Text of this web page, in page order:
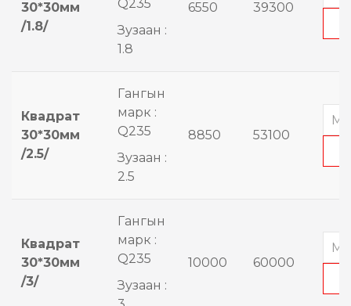
30*30мм
/1.8/
Q235
Зузаан :
1.8
6550 39300
Квадрат
30*30мм
/2.5/
Гангын
марк :
Q235
Зузаан :
2.5
8850 53100
Квадрат
30*30мм
/3/
Гангын
марк :
Q235
Зузаан :
10000 60000